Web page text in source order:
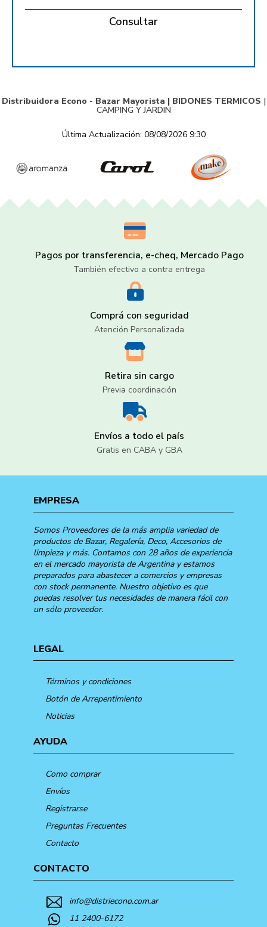
Consultar
Distribuidora Econo - Bazar Mayorista | BIDONES TERMICOS |
CAMPING Y JARDIN
Última Actualización: 08/08/2026 9:30
Pagos por transferencia, e-cheq, Mercado Pago
También efectivo a contra entrega
Comprá con seguridad
Atención Personalizada
Retira sin cargo
Previa coordinación
Envíos a todo el país
Gratis en CABA y GBA
EMPRESA
Somos Proveedores de la más amplia variedad de
productos de Bazar, Regalería, Deco, Accesorios de
limpieza y más. Contamos con 28 años de experiencia
en el mercado mayorista de Argentina y estamos
preparados para abastecer a comercios y empresas
con stock permanente. Nuestro objetivo es que
puedas resolver tus necesidades de manera fácil con
un sólo proveedor.
LEGAL
Términos y condiciones
Botón de Arrepentimiento
Noticias
AYUDA
Como comprar
Envíos
Registrarse
Preguntas Frecuentes
Contacto
CONTACTO
info@distriecono.com.ar
11 2400-6172